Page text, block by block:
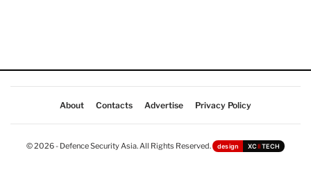
About Contacts Advertise Privacy Policy
© 2026 - Defence Security Asia. All Rights Reserved. design XCIITECH